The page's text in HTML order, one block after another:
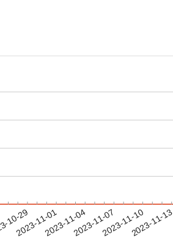
10-29
2023-11-012023-11-042023-11-072023-11-102023-11-13